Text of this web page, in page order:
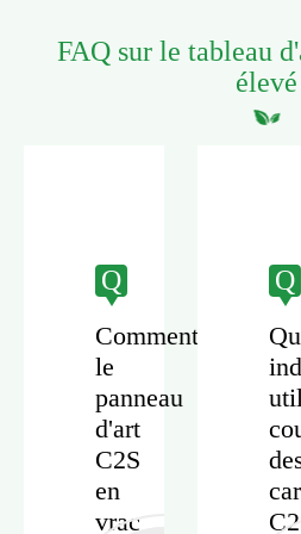
FAQ sur le tableau
élevé
Q
Comment
le
panneau
d'art
C2S
en
vrac
Q